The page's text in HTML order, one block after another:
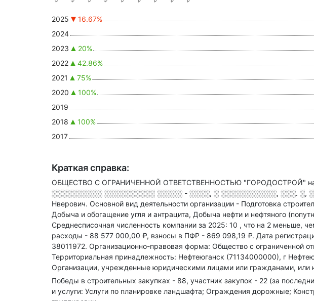
2025 16.67%
2024
2023
20%
2022
42.86%
2021
75%
2020
100%
2019
2018
100%
2017
Краткая справка:
ОБЩЕСТВО С ОГРАНИЧЕННОЙ ОТВЕТСТВЕННОСТЬЮ "ГОРОДОСТРОЙ"
░░░░░░░░░░ ░░░░░░░░░░ ░░░░░ - ░░░░, ░ ░░░░░░░░░░░, ░░░. ░,
Нверович. Основной вид деятельности организации - Подготовка
Добыча и обогащение угля и антрацита, Добыча нефти и нефтяного
Среднесписочная численность компании за 2025: 10 , что на 2 меньше,
расходы - 88 577 000,00 ₽, взносы в ПФР - 869 098,19 ₽. Дата
38011972. Организационно-правовая форма: Общество с ограниченной
Территориальная принадлежность: Нефтеюганск (71134000000), г
Организации, учрежденные юридическими лицами или гражданами,
Победы в строительных закупках - 88, участник закупок - 22 (за
и услуги: Услуги по планировке ландшафта; Ограждения дорожные;